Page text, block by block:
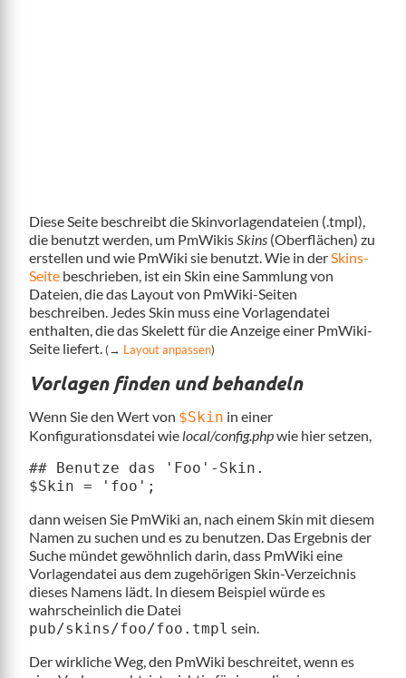
Diese Seite beschreibt die Skinvorlagendateien (.tmpl),
die benutzt werden, um PmWikisSkins (Oberflächen) zu
erstellen und wie PmWiki sie benutzt. Wie in derSkins-
Seite beschrieben, ist ein Skin eine Sammlung von
Dateien, die das Layout von PmWiki-Seiten
beschreiben. Jedes Skin muss eine Vorlagendatei
enthalten, die das Skelett für die Anzeige einer PmWiki-
Seite liefert. (→ Layout anpassen)
Vorlagen finden und behandeln
Wenn Sie den Wert von $Skin in einer
Konfigurationsdatei wie local/config.phpwie hier setzen,
## Benutze das 'Foo'-Skin.
dann weisen Sie PmWiki an, nach einem Skin mit diesem
Namen zu suchen und es zu benutzen. Das Ergebnis der
Suche mündet gewöhnlich darin, dass PmWiki eine
Vorlagendatei aus dem zugehörigen Skin-Verzeichnis
dieses Namens lädt. In diesem Beispiel würde es
wahrscheinlich die Datei
pub/skins/foo/foo.tmpl sein.
Der wirkliche Weg, den PmWiki beschreitet, wenn es